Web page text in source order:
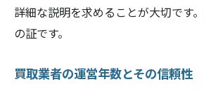
市場価値の変動要因を理解
最新の市場動向を常にチェ
詳細な説明を求めることが大切です
の証です。
買取業者の運営年数とその信頼性